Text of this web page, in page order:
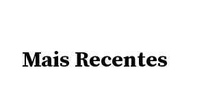
Mais Recentes